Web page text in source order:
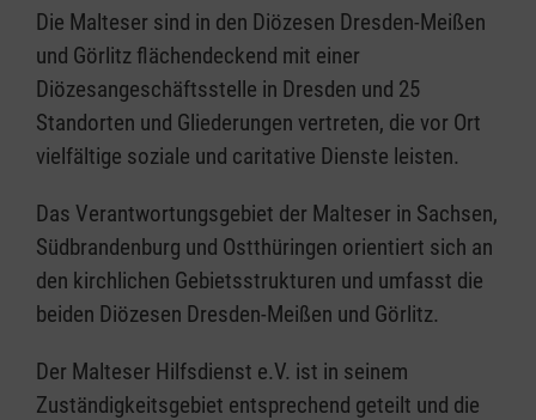
Die Malteser sind in den Diözesen Dresden-Meißen
und Görlitz flächendeckend mit einer
Diözesangeschäftsstelle in Dresden und 25
Standorten und Gliederungen vertreten, die vor Ort
vielfältige soziale und caritative Dienste leisten.
Das Verantwortungsgebiet der Malteser in Sachsen,
Südbrandenburg und Ostthüringen orientiert sich an
den kirchlichen Gebietsstrukturen und umfasst die
beiden Diözesen Dresden-Meißen und Görlitz.
Der Malteser Hilfsdienst e.V. ist in seinem
Zuständigkeitsgebiet entsprechend geteilt und die